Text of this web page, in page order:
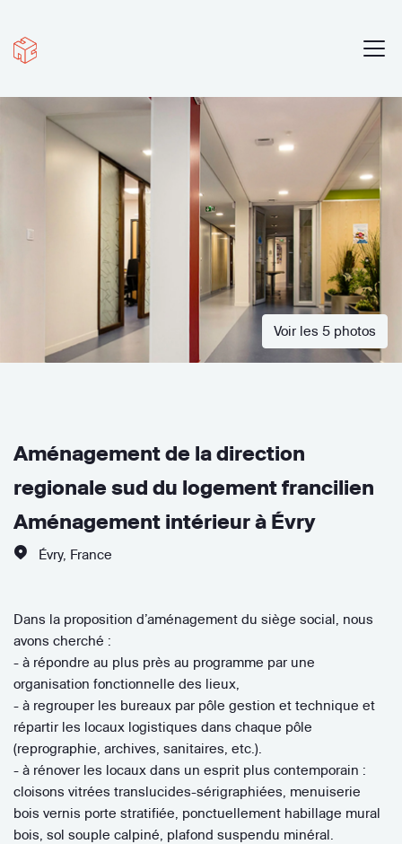
Voir les 5 photos
Aménagement de la direction
regionale sud du logement francilien
Aménagement intérieur à Évry
Évry, France
Dans la proposition d’aménagement du siège social, nous
avons cherché :
- à répondre au plus près au programme par une
organisation fonctionnelle des lieux,
- à regrouper les bureaux par pôle gestion et technique et
répartir les locaux logistiques dans chaque pôle
(reprographie, archives, sanitaires, etc.).
- à rénover les locaux dans un esprit plus contemporain :
cloisons vitrées translucides-sérigraphiées, menuiserie
bois vernis porte stratifiée, ponctuellement habillage mural
bois, sol souple calpiné, plafond suspendu minéral.